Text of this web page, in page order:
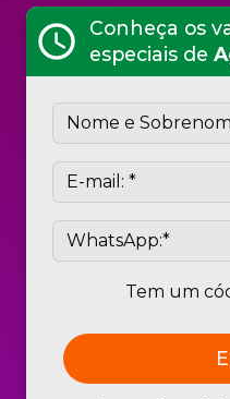
schedule
Conheça os
especiais de
Tem um